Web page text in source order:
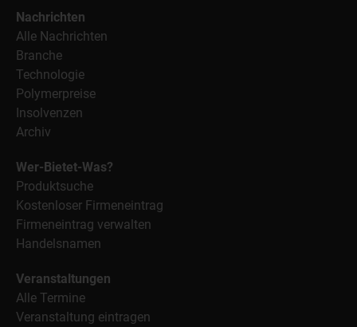
Nachrichten
Alle Nachrichten
Branche
Technologie
Polymerpreise
Insolvenzen
Archiv
Wer-Bietet-Was?
Produktsuche
Kostenloser Firmeneintrag
Firmeneintrag verwalten
Handelsnamen
Veranstaltungen
Alle Termine
Veranstaltung eintragen